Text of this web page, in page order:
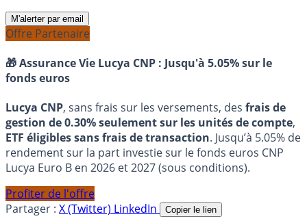
M'alerter par email
Offre Partenaire
🎁 Assurance Vie Lucya CNP : Jusqu'à 5.05% sur le
fonds euros
Lucya CNP, sans frais sur les versements, des frais de
gestion de 0.30% seulement sur les unités de compte,
ETF éligibles sans frais de transaction. Jusqu’à 5.05% de
rendement sur la part investie sur le fonds euros CNP
Lucya Euro B en 2026 et 2027 (sous conditions).
Profiter de l'offre
Partager : X (Twitter) LinkedIn Copier le lien